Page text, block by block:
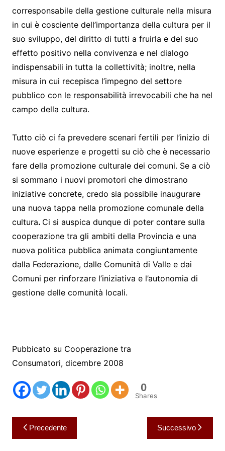
corresponsabile della gestione culturale nella misura
in cui è cosciente dell’importanza della cultura per il
suo sviluppo, del diritto di tutti a fruirla e del suo
effetto positivo nella convivenza e nel dialogo
indispensabili in tutta la collettività; inoltre, nella
misura in cui recepisca l’impegno del settore
pubblico con le responsabilità irrevocabili che ha nel
campo della cultura.
Tutto ciò ci fa prevedere scenari fertili per l’inizio di
nuove esperienze e progetti su ciò che è necessario
fare della promozione culturale dei comuni. Se a ciò
si sommano i nuovi promotori che dimostrano
iniziative concrete, credo sia possibile inaugurare
una nuova tappa nella promozione comunale della
cultura. Ci si auspica dunque di poter contare sulla
cooperazione tra gli ambiti della Provincia e una
nuova politica pubblica animata congiuntamente
dalla Federazione, dalle Comunità di Valle e dai
Comuni per rinforzare l’iniziativa e l’autonomia di
gestione delle comunità locali.
Pubbicato su Cooperazione tra
Consumatori, dicembre 2008
0
Shares
Navigazione
articoli
Precedente Successivo